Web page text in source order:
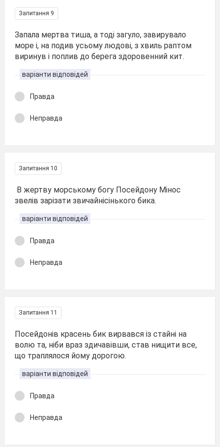
Запитання 9
Запала мертва тиша, а тоді загуло, завирувало
море і, на подив усьому людові, з хвиль раптом
виринув і поплив до берега здоровенний кит.
варіанти відповідей
Правда
Неправда
Запитання 10
В жертву морському богу Посейдону Мінос
звелів зарізати звичайнісінького бика.
варіанти відповідей
Правда
Неправда
Запитання 11
Посейдонів красень бик вирвався із стайні на
волю та, ніби враз здичавівши, став нищити все,
що траплялося йому дорогою.
варіанти відповідей
Правда
Неправда